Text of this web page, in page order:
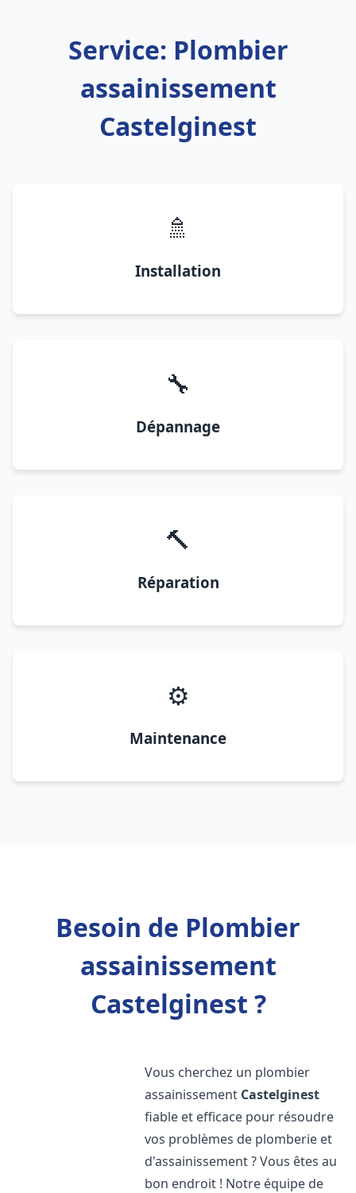
Service: Plombier
assainissement
Castelginest
🚿
Installation
🔧
Dépannage
🔨
Réparation
⚙️
Maintenance
Besoin de Plombier
assainissement
Castelginest ?
Vous cherchez un plombier
assainissement Castelginest
fiable et efficace pour résoudre
vos problèmes de plomberie et
d'assainissement ? Vous êtes au
bon endroit ! Notre équipe de